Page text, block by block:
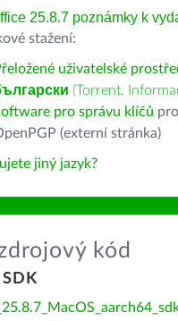
25.8.7 poznámky k
stažení:
uživatelské
(Torrent,
pro správu klíčů
(externí stránka)
jiný jazyk?
kód